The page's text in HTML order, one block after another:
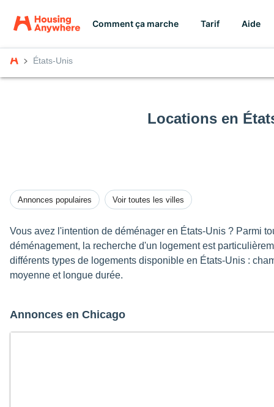
Comment ça marche Tarif Aide
États-Unis
Locations en
Annonces populaires Voir toutes les villes
Vous avez l'intention de déménager en États-Unis ? Parmi
déménagement, la recherche d'un logement est
différents types de logements disponible en États-Unis :
moyenne et longue durée.
Annonces en Chicago